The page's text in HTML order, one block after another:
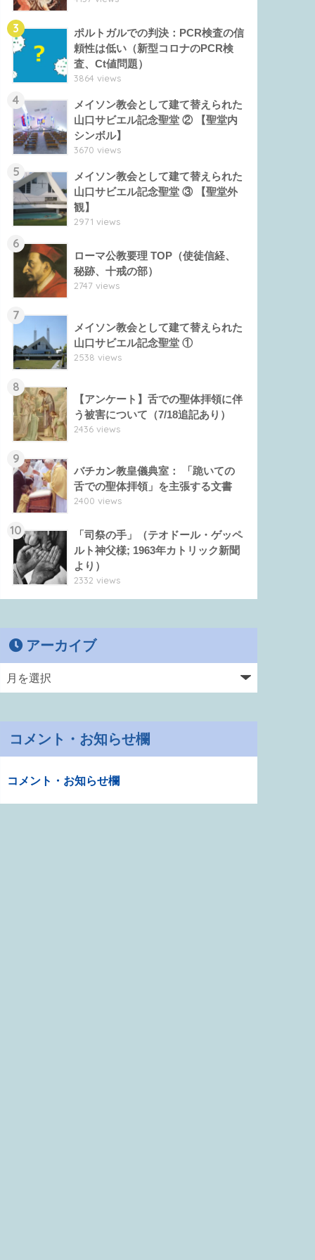
3
ポルトガルでの判決：PCR検査の信
頼性は低い（新型コロナのPCR検
査、Ct値問題）
3864 views
4
メイソン教会として建て替えられた
山口サビエル記念聖堂 ② 【聖堂内
シンボル】
3670 views
5
メイソン教会として建て替えられた
山口サビエル記念聖堂 ③ 【聖堂外
観】
2971 views
6
ローマ公教要理 TOP（使徒信経、
秘跡、十戒の部）
2747 views
7
メイソン教会として建て替えられた
山口サビエル記念聖堂 ①
2538 views
8
【アンケート】舌での聖体拝領に伴
う被害について（7/18追記あり）
2436 views
9
バチカン教皇儀典室： 「跪いての
舌での聖体拝領」を主張する文書
2400 views
10
「司祭の手」（テオドール・ゲッペ
ルト神父様; 1963年カトリック新聞
より）
2332 views
アーカイブ
コメント・お知らせ欄
コメント・お知らせ欄